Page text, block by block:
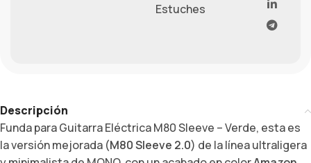
Estuches
Descripción
Funda para Guitarra Eléctrica M80 Sleeve – Verde, esta es
la versión mejorada (M80 Sleeve 2.0) de la línea ultraligera